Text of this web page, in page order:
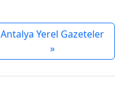
Antalya Yerel Gazeteler
»